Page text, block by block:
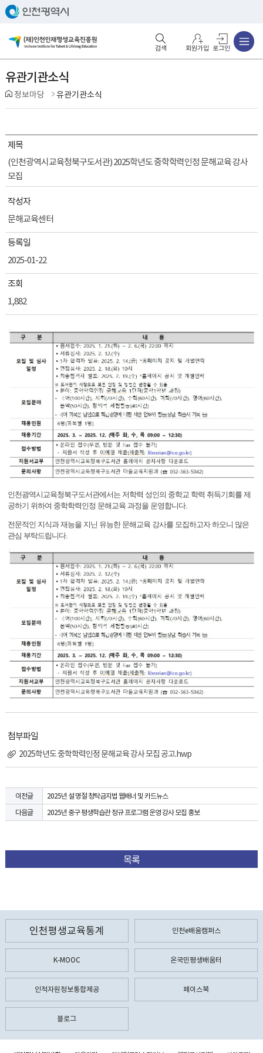
회원가입 로그인
유관기관소식
정보마당 유관기관소식
제목
(인천광역시교육청북구도서관) 2025학년도 중학학력인정 문해교육 강사
모집
작성자
문해교육센터
등록일
2025-01-22
조회
1,882
인천광역시교육청북구도서관에서는 저학력 성인의 중학교 학력 취득기회를 제
공하기 위하여 중학학력인정 문해교육 과정을 운영합니다.
전문적인 지식과 재능을 지닌 유능한 문해교육 강사를 모집하고자 하오니 많은
관심 부탁드립니다.
첨부파일
2025학년도 중학학력인정 문해교육 강사 모집 공고.hwp
이전글
2025년 설 명절 청탁금지법 웹배너 및 카드뉴스
다음글
2025년 중구 평생학습관 정규 프로그램 운영 강사 모집 홍보
목록
인천평생교육통계 인천e배움캠퍼스
K-MOOC 온국민평생배움터
인적자원정보통합제공 페이스북
블로그